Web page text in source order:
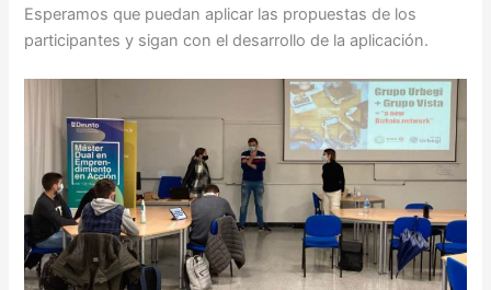
Esperamos que puedan aplicar las propuestas de los
participantes y sigan con el desarrollo de la aplicación.